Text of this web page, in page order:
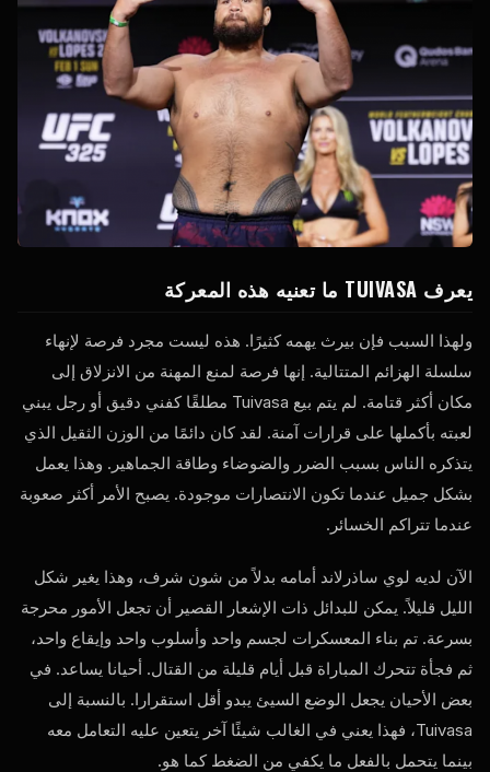
يعرف TUIVASA ما تعنيه هذه المعركة
ولهذا السبب فإن بيرث يهمه كثيرًا. هذه ليست مجرد فرصة لإنهاء
سلسلة الهزائم المتتالية. إنها فرصة لمنع المهنة من الانزلاق إلى
مكان أكثر قتامة. لم يتم بيع Tuivasa مطلقًا كفني دقيق أو رجل يبني
لعبته بأكملها على قرارات آمنة. لقد كان دائمًا من الوزن الثقيل الذي
يتذكره الناس بسبب الضرر والضوضاء وطاقة الجماهير. وهذا يعمل
بشكل جميل عندما تكون الانتصارات موجودة. يصبح الأمر أكثر صعوبة
عندما تتراكم الخسائر.
الآن لديه لوي ساذرلاند أمامه بدلاً من شون شرف، وهذا يغير شكل
الليل قليلاً. يمكن للبدائل ذات الإشعار القصير أن تجعل الأمور محرجة
بسرعة. تم بناء المعسكرات لجسم واحد وأسلوب واحد وإيقاع واحد،
ثم فجأة تتحرك المباراة قبل أيام قليلة من القتال. أحيانا يساعد. في
بعض الأحيان يجعل الوضع السيئ يبدو أقل استقرارا. بالنسبة إلى
Tuivasa، فهذا يعني في الغالب شيئًا آخر يتعين عليه التعامل معه
بينما يتحمل بالفعل ما يكفي من الضغط كما هو.